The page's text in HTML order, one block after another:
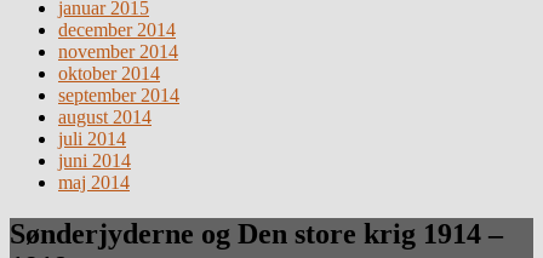
januar 2015
december 2014
november 2014
oktober 2014
september 2014
august 2014
juli 2014
juni 2014
maj 2014
Sønderjyderne og Den store krig 1914 –